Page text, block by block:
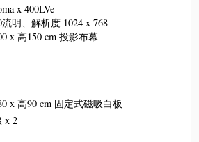
x 400LVe
流明、解析度 1024 x 768
x 高150 cm 投影布幕
x 高90 cm 固定式磁吸白板
x 2